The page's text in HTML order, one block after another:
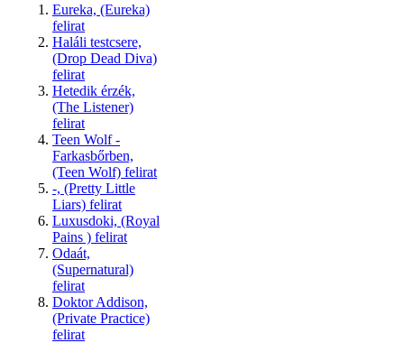
Eureka, (Eureka)
felirat
Haláli testcsere,
(Drop Dead Diva)
felirat
Hetedik érzék,
(The Listener)
felirat
Teen Wolf -
Farkasbőrben,
(Teen Wolf) felirat
-, (Pretty Little
Liars) felirat
Luxusdoki, (Royal
Pains ) felirat
Odaát,
(Supernatural)
felirat
Doktor Addison,
(Private Practice)
felirat